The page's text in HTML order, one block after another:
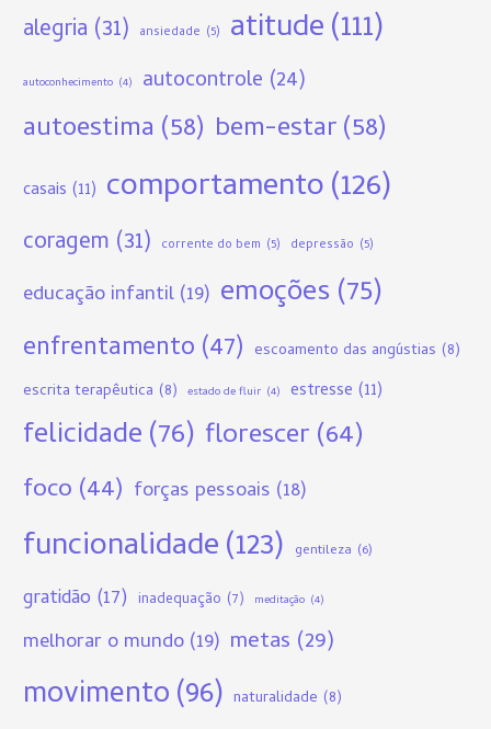
alegria (31) ansiedade (5) atitude(111)
autoconhecimento (4) autocontrole (24)
autoestima (58) bem-estar(58)
casais (11) comportamento(126)
coragem (31) corrente do bem (5) depressão (5)
educação infantil(19) emoções (75)
enfrentamento (47) escoamento das angústias (8)
escrita terapêutica (8) estado de fluir (4) estresse (11)
felicidade(76) florescer(64)
foco (44) forças pessoais (18)
funcionalidade(123) gentileza (6)
gratidão (17) inadequação (7) meditação (4)
melhorar o mundo(19) metas (29)
movimento(96) naturalidade (8)